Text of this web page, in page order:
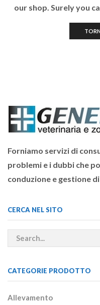
our shop. Surely you
Forniamo servizi di
problemi e i dubbi che
conduzione e gestione
CERCA NEL SITO
CATEGORIE PRODOTTO
Allevamento